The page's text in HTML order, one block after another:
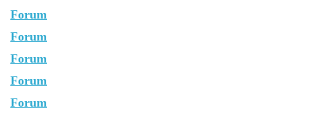
Forum
Forum
Forum
Forum
Forum